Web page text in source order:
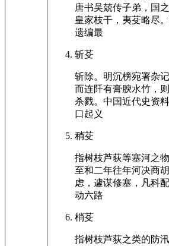
唐书吴兢传子弟，国
皇家枝干，夷芟略尽
遗编最
斩芟
斩除。明沉榜宛署杂
而连阡有膏腴水竹，
杀戮。中国近代史资
口起义
稍芟
指树枝芦荻等塞河之
至和二年往年河决商
虑，遽谋修塞，凡科
动六路
梢芟
指树枝芦荻之类的防